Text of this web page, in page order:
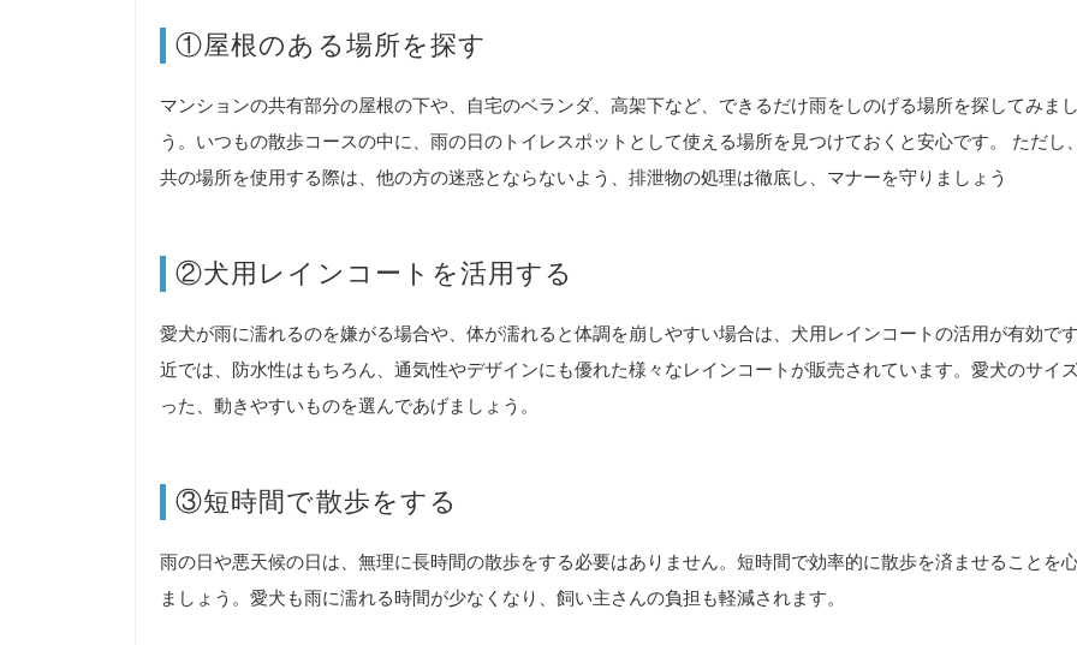
①屋根のある場所を探す
マンションの共有部分の屋根の下や、自宅のベランダ、高架下など、できるだけ雨をしのげる場所を探してみま
う。いつもの散歩コースの中に、雨の日のトイレスポットとして使える場所を見つけておくと安心です。 ただし
共の場所を使用する際は、他の方の迷惑とならないよう、排泄物の処理は徹底し、マナーを守りましょう
②犬用レインコートを活用する
愛犬が雨に濡れるのを嫌がる場合や、体が濡れると体調を崩しやすい場合は、犬用レインコートの活用が有効で
近では、防水性はもちろん、通気性やデザインにも優れた様々なレインコートが販売されています。愛犬のサイ
った、動きやすいものを選んであげましょう。
③短時間で散歩をする
雨の日や悪天候の日は、無理に長時間の散歩をする必要はありません。短時間で効率的に散歩を済ませることを
ましょう。愛犬も雨に濡れる時間が少なくなり、飼い主さんの負担も軽減されます。